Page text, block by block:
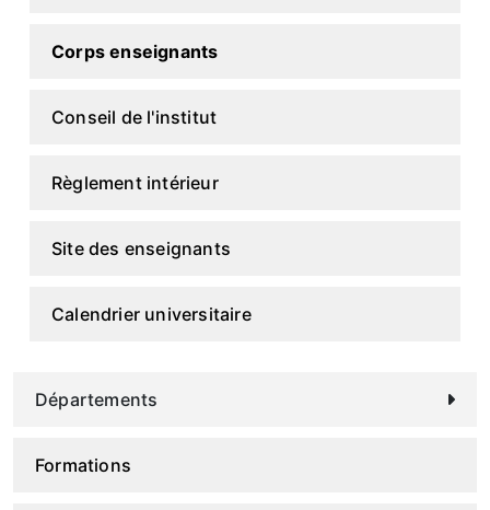
Corps enseignants
Conseil de l'institut
Règlement intérieur
Site des enseignants
Calendrier universitaire
Départements
Formations